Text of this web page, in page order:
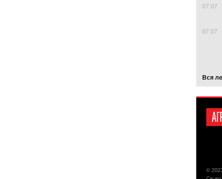
07.07
07.07
Вся
©